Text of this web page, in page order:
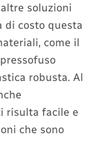
soluzioni
di costo questa
come il
robusta. Al
risulta facile e
che sono